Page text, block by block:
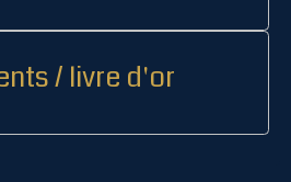
/ livre d'or